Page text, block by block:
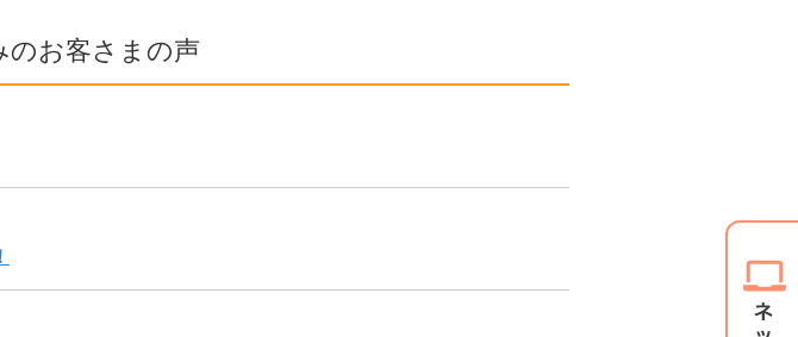
のお客さまの声